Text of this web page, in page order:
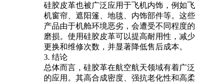
硅胶皮革也被广泛应用于飞机内饰，例如飞
机窗帘、遮阳篷、地毯、内饰部件等。这些
产品由于机舱环境恶劣，会遭受不同程度的
磨损。使用硅胶皮革可以提高耐用性，减少
更换和维修次数，并显著降低售后成本。
3. 结论
总体而言，硅胶革在航空航天领域有着广泛
的应用。其高合成密度、强抗老化性和高柔